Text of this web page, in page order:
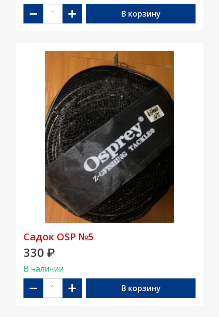
− + В корзину
Садок OSP №5
330 ₽
В наличии
− + В корзину